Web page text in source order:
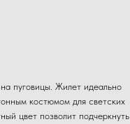
пуговицы. Жилет идеально
костюмом для светских
цвет позволит подчеркнуть